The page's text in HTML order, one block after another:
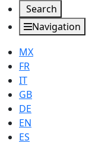
Search
Navigation
MX
FR
IT
GB
DE
EN
ES